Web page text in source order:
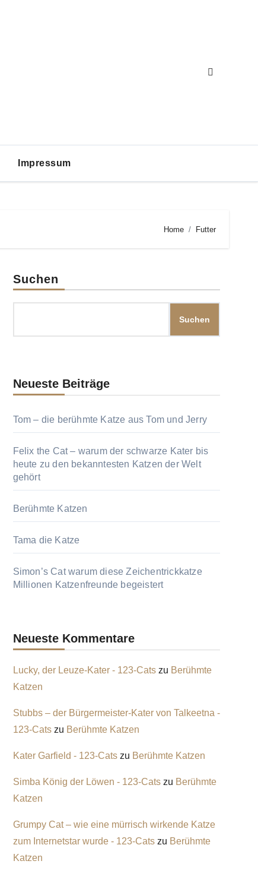
Impressum
Home Futter
Suchen
Suchen
Neueste Beiträge
Tom – die berühmte Katze aus Tom und Jerry
Felix the Cat – warum der schwarze Kater bis
heute zu den bekanntesten Katzen der Welt
gehört
Berühmte Katzen
Tama die Katze
Simon’s Cat warum diese Zeichentrickkatze
Millionen Katzenfreunde begeistert
Neueste Kommentare
Lucky, der Leuze-Kater - 123-Catszu Berühmte
Katzen
Stubbs – der Bürgermeister-Kater von Talkeetna -
123-Catszu Berühmte Katzen
Kater Garfield - 123-Catszu Berühmte Katzen
Simba König der Löwen - 123-Catszu Berühmte
Katzen
Grumpy Cat – wie eine mürrisch wirkende Katze
zum Internetstar wurde - 123-Catszu Berühmte
Katzen